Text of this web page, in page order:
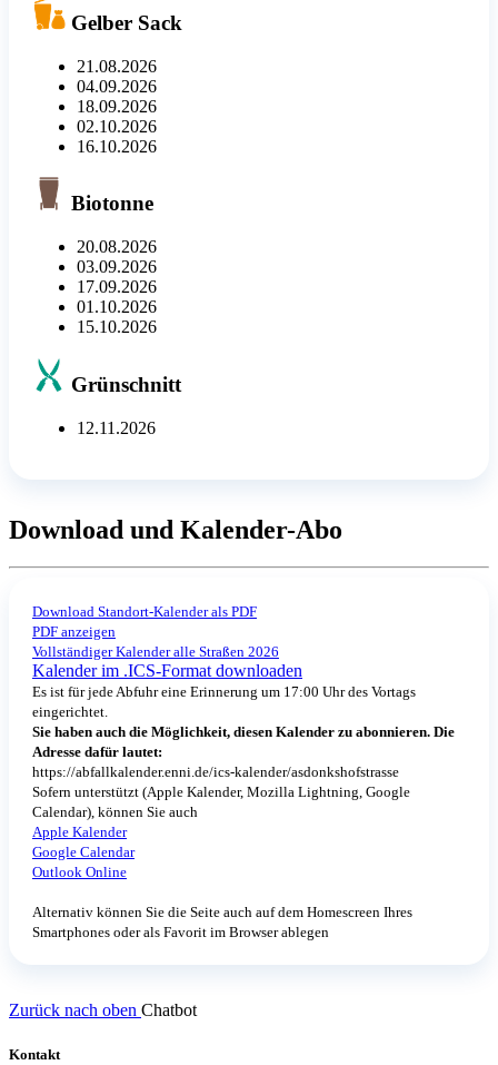
Gelber Sack
21.08.2026
04.09.2026
18.09.2026
02.10.2026
16.10.2026
Biotonne
20.08.2026
03.09.2026
17.09.2026
01.10.2026
15.10.2026
Grünschnitt
12.11.2026
Download und Kalender-Abo
Download Standort-Kalender als PDF
PDF anzeigen
Vollständiger Kalender alle Straßen 2026
Kalender im .ICS-Format downloaden
Es ist für jede Abfuhr eine Erinnerung um 17:00 Uhr des Vortags
eingerichtet.
Sie haben auch die Möglichkeit, diesen Kalender zu abonnieren. Die
Adresse dafür lautet:
https://abfallkalender.enni.de/ics-kalender/asdonkshofstrasse
Sofern unterstützt (Apple Kalender, Mozilla Lightning, Google
Calendar), können Sie auch
Apple Kalender
Google Calendar
Outlook Online
Alternativ können Sie die Seite auch auf dem Homescreen Ihres
Smartphones oder als Favorit im Browser ablegen
Zurück nach oben Chatbot
Kontakt